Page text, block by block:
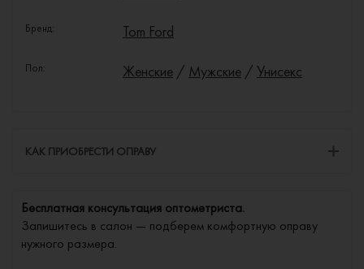
Бренд: Tom Ford
Пол: Женские / Мужские / Унисекс
КАК ПРИОБРЕСТИ ОПРАВУ
Бесплатная консультация оптометриста.
Запишитесь в салон — подберем комфортную оправу
нужного размера.